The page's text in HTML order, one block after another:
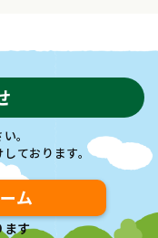
。
ております。
ム
ます